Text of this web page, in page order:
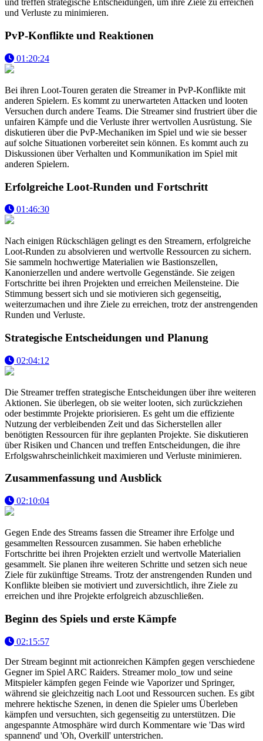
und treffen strategische Entscheidungen, um ihre Ziele zu erreichen
und Verluste zu minimieren.
PvP-Konflikte und Reaktionen
01:20:24
Bei ihren Loot-Touren geraten die Streamer in PvP-Konflikte mit
anderen Spielern. Es kommt zu unerwarteten Attacken und looten
Versuchen durch andere Teams. Die Streamer sind frustriert über die
unfairen Kämpfe und die Verluste ihrer wertvollen Ausrüstung. Sie
diskutieren über die PvP-Mechaniken im Spiel und wie sie besser
auf solche Situationen vorbereitet sein können. Es kommt auch zu
Diskussionen über Verhalten und Kommunikation im Spiel mit
anderen Spielern.
Erfolgreiche Loot-Runden und Fortschritt
01:46:30
Nach einigen Rückschlägen gelingt es den Streamern, erfolgreiche
Loot-Runden zu absolvieren und wertvolle Ressourcen zu sichern.
Sie sammeln hochwertige Materialien wie Bastionszellen,
Kanonierzellen und andere wertvolle Gegenstände. Sie zeigen
Fortschritte bei ihren Projekten und erreichen Meilensteine. Die
Stimmung bessert sich und sie motivieren sich gegenseitig,
weiterzumachen und ihre Ziele zu erreichen, trotz der anstrengenden
Runden und Verluste.
Strategische Entscheidungen und Planung
02:04:12
Die Streamer treffen strategische Entscheidungen über ihre weiteren
Aktionen. Sie überlegen, ob sie weiter looten, sich zurückziehen
oder bestimmte Projekte priorisieren. Es geht um die effiziente
Nutzung der verbleibenden Zeit und das Sicherstellen aller
benötigten Ressourcen für ihre geplanten Projekte. Sie diskutieren
über Risiken und Chancen und treffen Entscheidungen, die ihre
Erfolgswahrscheinlichkeit maximieren und Verluste minimieren.
Zusammenfassung und Ausblick
02:10:04
Gegen Ende des Streams fassen die Streamer ihre Erfolge und
gesammelten Ressourcen zusammen. Sie haben erhebliche
Fortschritte bei ihren Projekten erzielt und wertvolle Materialien
gesammelt. Sie planen ihre weiteren Schritte und setzen sich neue
Ziele für zukünftige Streams. Trotz der anstrengenden Runden und
Konflikte bleiben sie motiviert und zuversichtlich, ihre Ziele zu
erreichen und ihre Projekte erfolgreich abzuschließen.
Beginn des Spiels und erste Kämpfe
02:15:57
Der Stream beginnt mit actionreichen Kämpfen gegen verschiedene
Gegner im Spiel ARC Raiders. Streamer molo_tow und seine
Mitspieler kämpfen gegen Feinde wie Vaporizer und Springer,
während sie gleichzeitig nach Loot und Ressourcen suchen. Es gibt
mehrere hektische Szenen, in denen die Spieler ums Überleben
kämpfen und versuchten, sich gegenseitig zu unterstützen. Die
angespannte Atmosphäre wird durch Kommentare wie 'Das wird
spannend' und 'Oh, Overkill' unterstrichen.